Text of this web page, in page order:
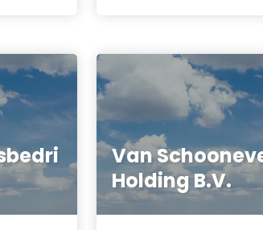
Van
Holding B.V.